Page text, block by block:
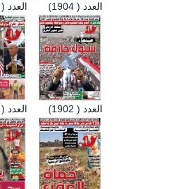
العدد ( 1905) العدد ( 1904)
العدد ( 1903) العدد ( 1902)